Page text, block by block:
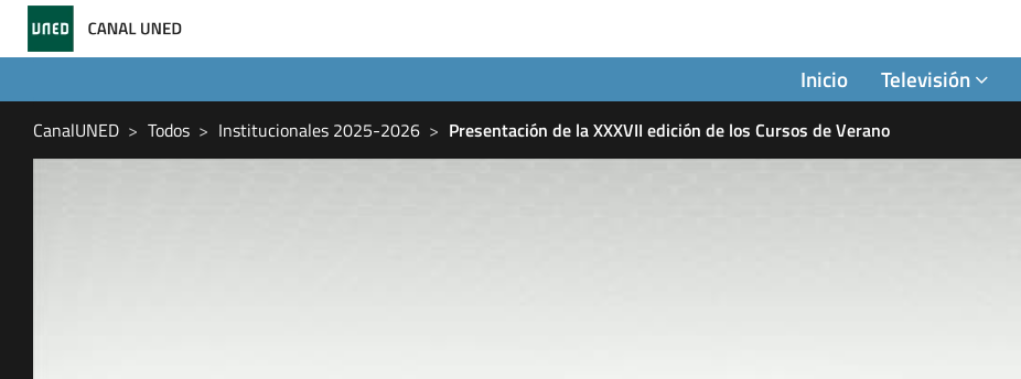
Inicio Televisión
CanalUNED Todos Institucionales 2025-2026 Presentación de la XXXVII edición de los Cursos de Verano